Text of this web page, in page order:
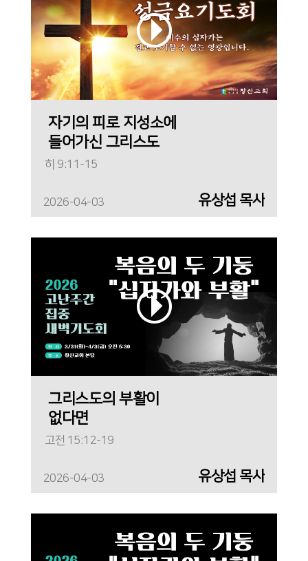
자기의 피로 지성소에
들어가신 그리스도
히 9:11-15
2026-04-03 유상섭 목사
그리스도의 부활이
없다면
고전 15:12-19
2026-04-03 유상섭 목사